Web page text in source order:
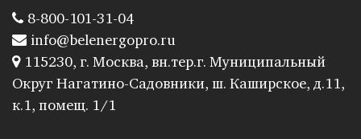
8-800-101-31-04
info@belenergopro.ru
115230, г. Москва, вн.тер.г. Муниципальный
Округ Нагатино-Садовники, ш. Каширское, д.11,
к.1, помещ. 1/1